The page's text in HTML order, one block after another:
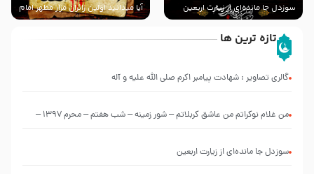
سوزدل جا مانده‌ای از زیارت اربعین
آیا میدانید اولین زائران مزار مطهر امام
حسین (علیه السلام) چه کسانی
تازه ترین ها
گالری تصاویر : شهادت پیامبر اکرم صلی الله علیه و آله
من غلام نوکراتم من عاشق کربلاتم – شور زمینه – شب هفتم – محرم 1397 –
سوزدل جا مانده‌ای از زیارت اربعین